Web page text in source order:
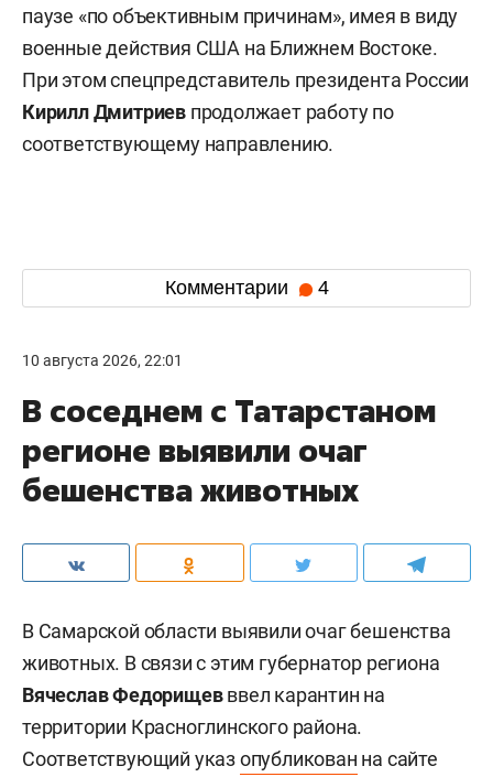
паузе «по объективным причинам», имея в виду
военные действия США на Ближнем Востоке.
При этом спецпредставитель президента России
Кирилл Дмитриев продолжает работу по
соответствующему направлению.
Комментарии 4
10 августа 2026, 22:01
В соседнем с Татарстаном
регионе выявили очаг
бешенства животных
В Самарской области выявили очаг бешенства
животных. В связи с этим губернатор региона
Вячеслав Федорищевввел карантин на
территории Красноглинского района.
Соответствующий указопубликован на сайте